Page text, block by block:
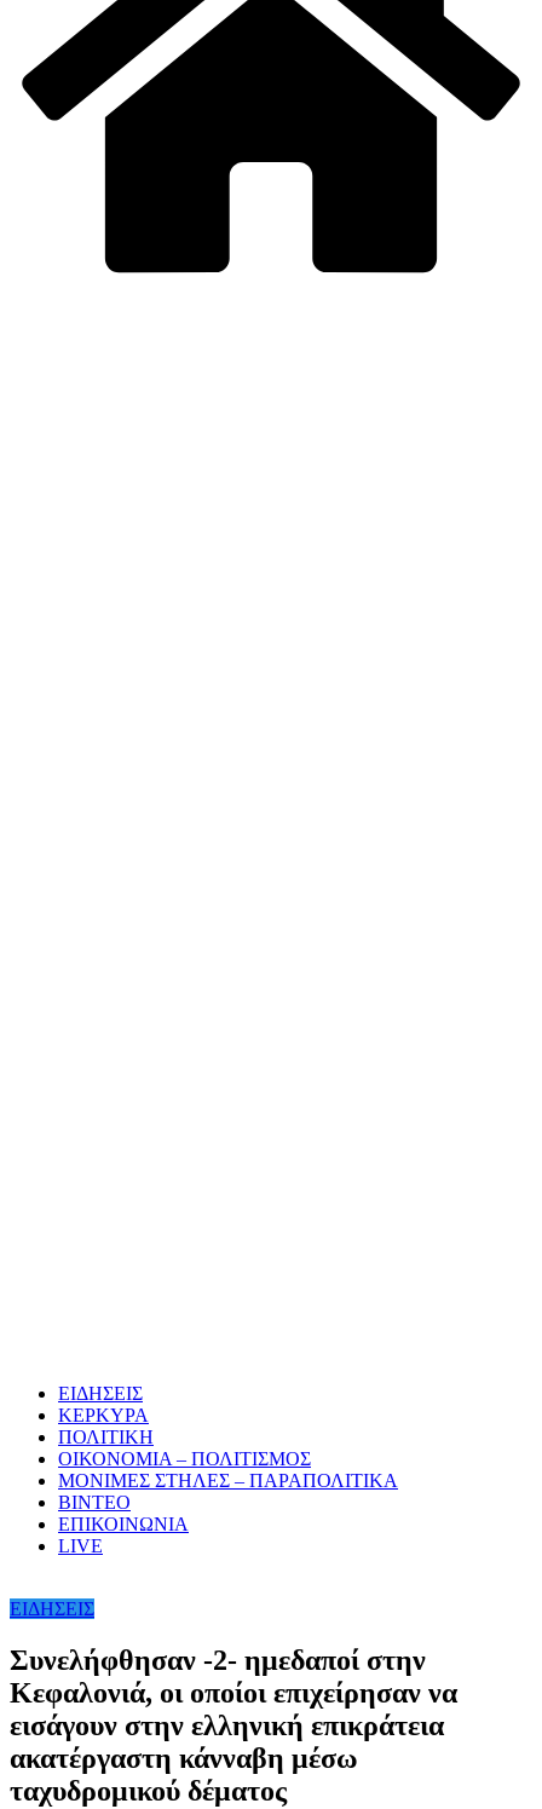
ΕΙΔΗΣΕΙΣ
ΚΕΡΚΥΡΑ
ΠΟΛΙΤΙΚΗ
ΟΙΚΟΝΟΜΙΑ – ΠΟΛΙΤΙΣΜΟΣ
ΜΟΝΙΜΕΣ ΣΤΗΛΕΣ – ΠΑΡΑΠΟΛΙΤΙΚΑ
ΒΙΝΤΕΟ
ΕΠΙΚΟΙΝΩΝΙΑ
LIVE
ΕΙΔΗΣΕΙΣ
Συνελήφθησαν -2- ημεδαποί στην
Κεφαλονιά, οι οποίοι επιχείρησαν να
εισάγουν στην ελληνική επικράτεια
ακατέργαστη κάνναβη μέσω
ταχυδρομικού δέματος